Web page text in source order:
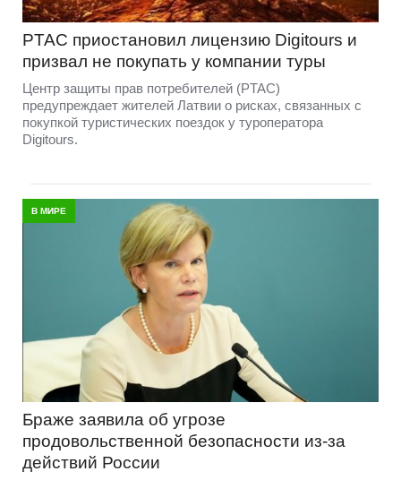
PTAC приостановил лицензию Digitours и
призвал не покупать у компании туры
Центр защиты прав потребителей (PTAC)
предупреждает жителей Латвии о рисках, связанных с
покупкой туристических поездок у туроператора
Digitours.
В МИРЕ
Браже заявила об угрозе
продовольственной безопасности из-за
действий России